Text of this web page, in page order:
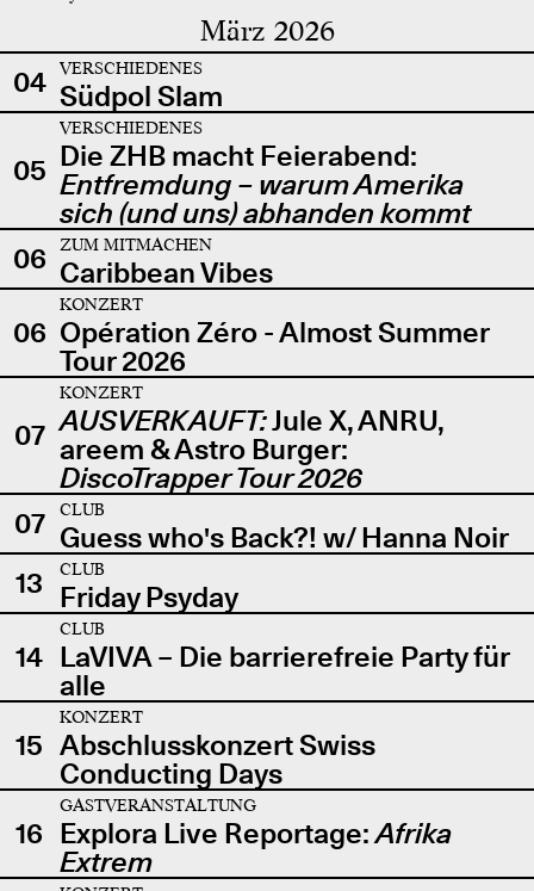
März 2026
04 VERSCHIEDENES
Südpol Slam
05
VERSCHIEDENES
Die ZHB macht Feierabend:
Entfremdung – warum Amerika
sich (und uns) abhanden kommt
06
ZUM MITMACHEN
Caribbean Vibes
06
KONZERT
Opération Zéro - Almost Summer
Tour 2026
07
KONZERT
AUSVERKAUFT:Jule X, ANRU,
areem & Astro Burger:
DiscoTrapper Tour 2026
07
CLUB
Guess who's Back?! w/ Hanna Noir
13
CLUB
Friday Psyday
14
CLUB
LaVIVA – Die barrierefreie Party für
alle
15
KONZERT
Abschlusskonzert Swiss
Conducting Days
16
GASTVERANSTALTUNG
Explora Live Reportage:Afrika
Extrem